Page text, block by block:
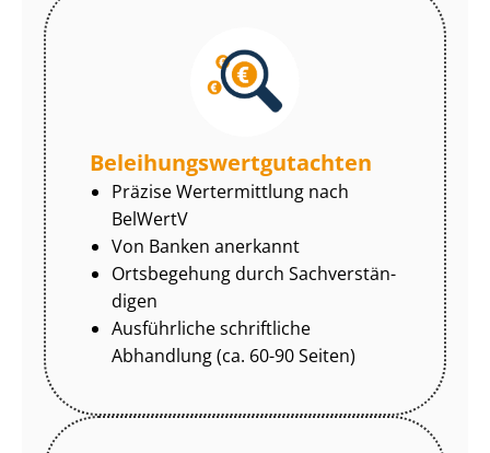
Be­lei­hungs­wert­gut­ach­ten
Präzise Wertermittlung nach
BelWertV
Von Banken anerkannt
Ortsbegehung durch Sach­ver­stän­
di­gen
Ausführliche schriftliche
Abhandlung (ca. 60-90 Seiten)